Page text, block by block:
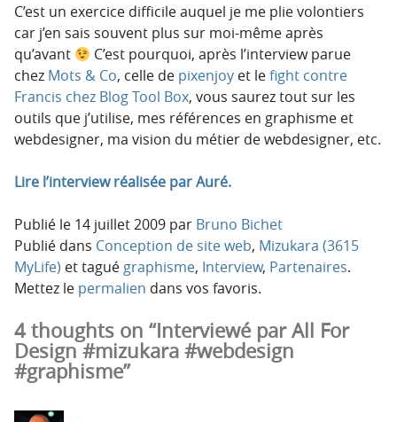
C’est un exercice difficile auquel je me plie volontiers
car j’en sais souvent plus sur moi-même après
qu’avant
C’est pourquoi, après l’interview parue
chez Mots & Co, celle de pixenjoy et lefight contre
Francis chez Blog Tool Box, vous saurez tout sur les
outils que j’utilise, mes références en graphisme et
webdesigner, ma vision du métier de webdesigner, etc.
Lire l’interview réalisée par Auré.
Publié le 14 juillet 2009 par Bruno Bichet
Publié dans Conception de site web, Mizukara (3615
MyLife) et tagué graphisme, Interview, Partenaires.
Mettez le permalien dans vos favoris.
4 thoughts on “Interviewé par All For
Design #mizukara #webdesign
#graphisme”